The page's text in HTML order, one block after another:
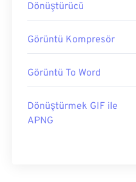
Dönüştürücü
Görüntü Kompresör
Görüntü To Word
Dönüştürmek GIF ile
APNG